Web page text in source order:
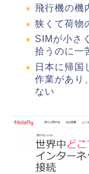
飛行機の機
狭くて荷物
SIMが小さ
拾うのに一
日本に帰国
作業があり
ない